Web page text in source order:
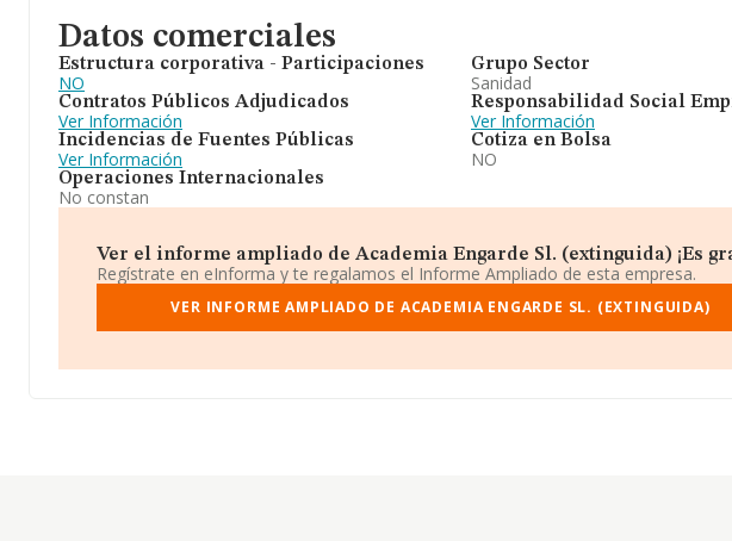
Datos comerciales
Estructura corporativa - Participaciones
NO
Contratos Públicos Adjudicados
Ver Información
Incidencias de Fuentes Públicas
Ver Información
Operaciones Internacionales
No constan
Grupo Sector
Sanidad
Responsabilidad Social
Ver Información
Cotiza en Bolsa
NO
Ver el informe ampliado de Academia Engarde Sl. (extinguida) ¡Es
Regístrate en eInforma y te regalamos el Informe Ampliado de esta empresa.
VER INFORME AMPLIADO DE ACADEMIA ENGARDE SL. (EXTINGUIDA)